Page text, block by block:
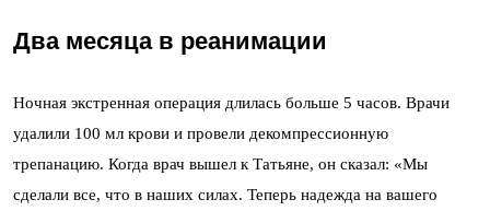
Два месяца в реанимации
Ночная экстренная операция длилась больше 5 часов. Врачи
удалили 100 мл крови и провели декомпрессионную
трепанацию. Когда врач вышел к Татьяне, он сказал: «Мы
сделали все, что в наших силах. Теперь надежда на вашего